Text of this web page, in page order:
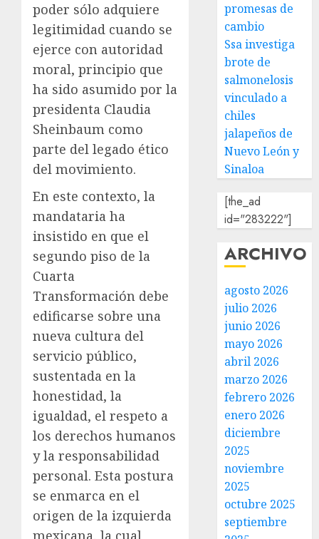
poder sólo adquiere
legitimidad cuando se
ejerce con autoridad
moral, principio que
ha sido asumido por la
presidenta Claudia
Sheinbaum como
parte del legado ético
del movimiento.
En este contexto, la
mandataria ha
insistido en que el
segundo piso de la
Cuarta
Transformación debe
edificarse sobre una
nueva cultura del
servicio público,
sustentada en la
honestidad, la
igualdad, el respeto a
los derechos humanos
y la responsabilidad
personal. Esta postura
se enmarca en el
origen de la izquierda
mexicana, la cual
promesas de
cambio
Ssa investiga
brote de
salmonelosis
vinculado a
chiles
jalapeños de
Nuevo León y
Sinaloa
[the_ad
id="283222"]
ARCHIVO
agosto 2026
julio 2026
junio 2026
mayo 2026
abril 2026
marzo 2026
febrero 2026
enero 2026
diciembre
2025
noviembre
2025
octubre 2025
septiembre